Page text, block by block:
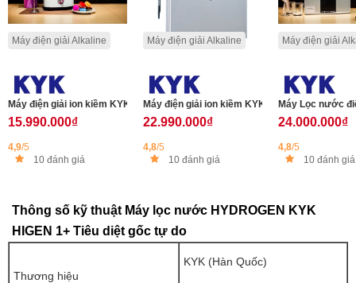
Máy điện giải Alkaline
Máy điện giải ion kiềm KYK ALKALINE HISHA Hỗ trợ trị bệnh
15.990.000₫
4,9/5
10 đánh giá
Máy điện giải Alkaline
Máy điện giải ion kiềm KYK
22.990.000₫
4,8/5
10 đánh giá
Máy điện giải
24.000.000₫
4,8/5
10 đánh giá
Thông số kỹ thuật Máy lọc nước HYDROGEN KYK
HIGEN 1+ Tiêu diệt gốc tự do
Thương hiệu
KYK (Hàn Quốc)